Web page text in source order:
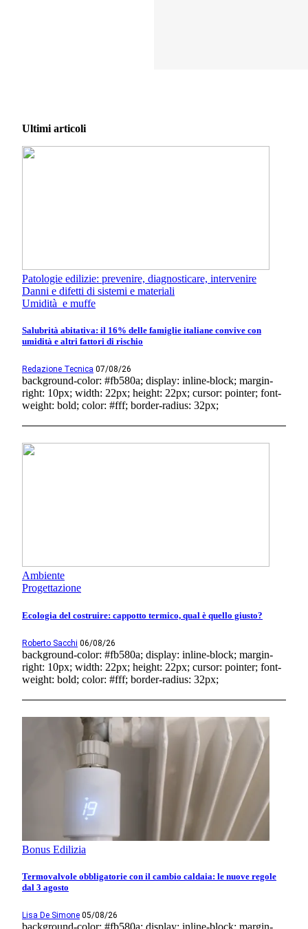
Ultimi articoli
Patologie edilizie: prevenire, diagnosticare, intervenire
Danni e difetti di sistemi e materiali
Umidità e muffe
Salubrità abitativa: il 16% delle famiglie italiane convive con
umidità e altri fattori di rischio
Redazione Tecnica 07/08/26
background-color: #fb580a; display: inline-block; margin-
right: 10px; width: 22px; height: 22px; cursor: pointer; font-
weight: bold; color: #fff; border-radius: 32px;
Ambiente
Progettazione
Ecologia del costruire: cappotto termico, qual è quello giusto?
Roberto Sacchi 06/08/26
background-color: #fb580a; display: inline-block; margin-
right: 10px; width: 22px; height: 22px; cursor: pointer; font-
weight: bold; color: #fff; border-radius: 32px;
Bonus Edilizia
Termovalvole obbligatorie con il cambio caldaia: le nuove regole
dal 3 agosto
Lisa De Simone 05/08/26
background-color: #fb580a; display: inline-block; margin-